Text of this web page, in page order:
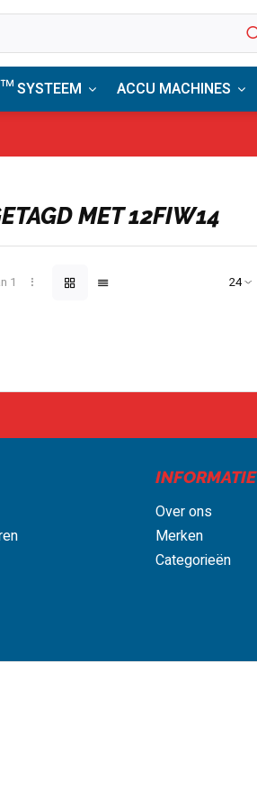
SYSTEEM ACCU MACHINES
MET 12FIW14
1
INFORMATIE
Over ons
Merken
Categorieën